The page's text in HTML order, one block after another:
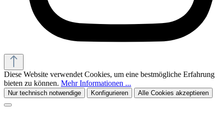
Diese Website verwendet Cookies, um eine bestmögliche Erfahrung
bieten zu können. Mehr Informationen ...
Nur technisch notwendige Konfigurieren Alle Cookies akzeptieren